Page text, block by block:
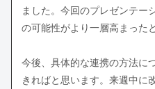
ました。今回のプレゼンテー
の可能性がより一層高まった
今後、具体的な連携の方法に
きればと思います。来週中に